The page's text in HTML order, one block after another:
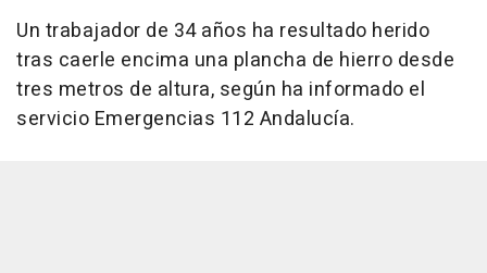
Un trabajador de 34 años ha resultado herido
tras caerle encima una plancha de hierro desde
tres metros de altura, según ha informado el
servicio Emergencias 112 Andalucía.